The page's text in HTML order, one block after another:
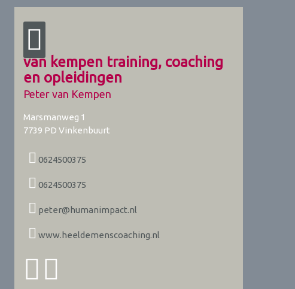
van kempen training, coaching
en opleidingen
Peter van Kempen
Marsmanweg 1
7739 PD Vinkenbuurt
0624500375
0624500375
peter@humanimpact.nl
www.heeldemenscoaching.nl